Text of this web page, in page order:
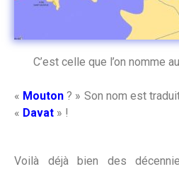
C’est celle que l’on nomme
« Mouton ? » Son nom est
« Davat » !
Voilà déjà bien des